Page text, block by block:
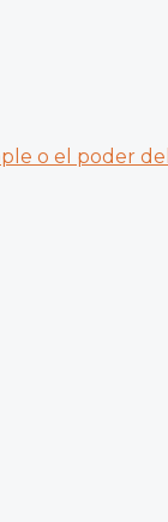
o el poder